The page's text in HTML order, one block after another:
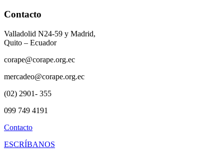
Contacto
Valladolid N24-59 y Madrid,
Quito – Ecuador
corape@corape.org.ec
mercadeo@corape.org.ec
(02) 2901- 355
099 749 4191
Contacto
ESCRÍBANOS